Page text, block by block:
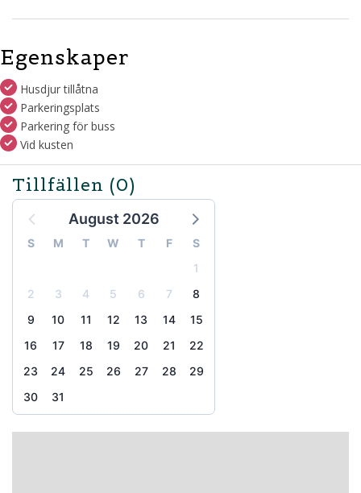
Egenskaper
Husdjur tillåtna
Parkeringsplats
Parkering för buss
Vid kusten
Tillfällen (0)
August 2026
S M T W T F
S
1
2
3 4 5 6 7
8
9
10 11 12 13 14
15
16
17 18 19 20 21
22
23
24 25 26 27 28
29
30
31